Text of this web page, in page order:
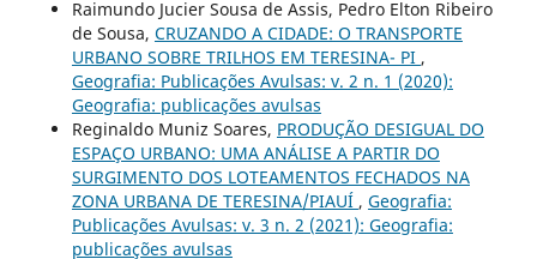
Raimundo Jucier Sousa de Assis, Pedro Elton Ribeiro
de Sousa, CRUZANDO A CIDADE: O TRANSPORTE
URBANO SOBRE TRILHOS EM TERESINA- PI ,
Geografia: Publicações Avulsas: v. 2 n. 1 (2020):
Geografia: publicações avulsas
Reginaldo Muniz Soares, PRODUÇÃO DESIGUAL DO
ESPAÇO URBANO: UMA ANÁLISE A PARTIR DO
SURGIMENTO DOS LOTEAMENTOS FECHADOS NA
ZONA URBANA DE TERESINA/PIAUÍ , Geografia:
Publicações Avulsas: v. 3 n. 2 (2021): Geografia:
publicações avulsas